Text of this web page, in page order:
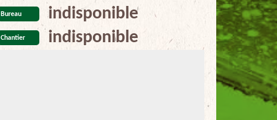
Bureau indisponible
Chantier indisponible